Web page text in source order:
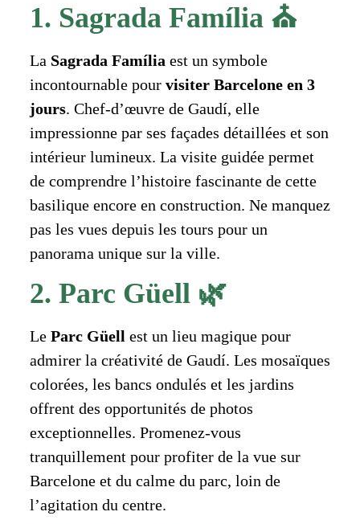
1. Sagrada Família ⛪
La Sagrada Família est un symbole
incontournable pour visiter Barcelone en 3
jours. Chef-d’œuvre de Gaudí, elle
impressionne par ses façades détaillées et son
intérieur lumineux. La visite guidée permet
de comprendre l’histoire fascinante de cette
basilique encore en construction. Ne manquez
pas les vues depuis les tours pour un
panorama unique sur la ville.
2. Parc Güell 🌿
Le Parc Güell est un lieu magique pour
admirer la créativité de Gaudí. Les mosaïques
colorées, les bancs ondulés et les jardins
offrent des opportunités de photos
exceptionnelles. Promenez-vous
tranquillement pour profiter de la vue sur
Barcelone et du calme du parc, loin de
l’agitation du centre.